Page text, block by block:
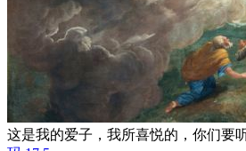
这是我的爱子，我所喜悦的，你们要